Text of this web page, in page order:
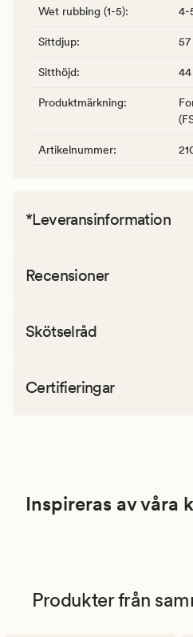
Wet rubbing (1-5): 4-
Sittdjup:
Sitthöjd:
Produktmärkning:
Artikelnummer:
*Leveransinformation
Recensioner
Skötselråd
Certifieringar
Inspireras av våra
Produkter från